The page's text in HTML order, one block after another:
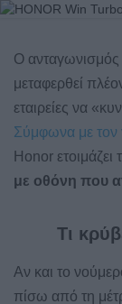
Ο ανταγωνισμός
μεταφερθεί
εταιρείες να
Σύμφωνα με
Honor
με οθόνη που
Τι
Αν και το
πίσω από τη